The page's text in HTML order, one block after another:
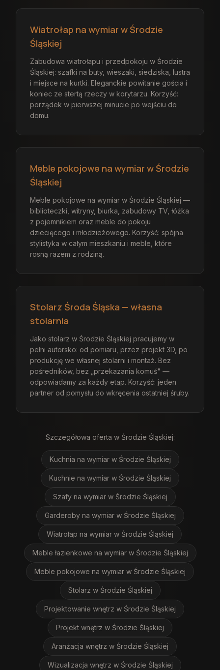
Wiatrołap na wymiar w Środzie
Śląskiej
Zabudowa wiatrołapu i przedpokoju w Środzie
Śląskiej: szafki na buty, wieszaki, siedziska, lustra
i miejsce na kurtki. Eleganckie powitanie gościa i
koniec ze stertą rzeczy w korytarzu. Korzyść:
porządek w pierwszej minucie po wejściu do
domu.
Meble pokojowe na wymiar w Środzie
Śląskiej
Meble pokojowe na wymiar w Środzie Śląskiej —
biblioteczki, witryny, biurka, zabudowy TV, łóżka
z pojemnikiem oraz meble do pokoju
dziecięcego i młodzieżowego. Korzyść: spójna
stylistyka w całym mieszkaniu i meble, które
rosną razem z rodziną.
Stolarz Środa Śląska — własna
stolarnia
Jako stolarz w Środzie Śląskiej pracujemy w
pełni autorsko: od pomiaru, przez projekt 3D, po
produkcję we własnej stolarni i montaż. Bez
pośredników, bez „przekazania komuś" —
odpowiadamy za każdy etap. Korzyść: jeden
partner od pomysłu do wkręcenia ostatniej śruby.
Szczegółowa oferta w Środzie Śląskiej:
Kuchnia na wymiar w Środzie Śląskiej
Kuchnie na wymiar w Środzie Śląskiej
Szafy na wymiar w Środzie Śląskiej
Garderoby na wymiar w Środzie Śląskiej
Wiatrołap na wymiar w Środzie Śląskiej
Meble łazienkowe na wymiar w Środzie Śląskiej
Meble pokojowe na wymiar w Środzie Śląskiej
Stolarz w Środzie Śląskiej
Projektowanie wnętrz w Środzie Śląskiej
Projekt wnętrz w Środzie Śląskiej
Aranżacja wnętrz w Środzie Śląskiej
Wizualizacja wnętrz w Środzie Śląskiej